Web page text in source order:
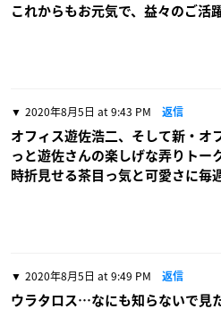
これからもお元気で、益々のご活
2020年8月5日 at 9:43 PM 返信
オフィス遊佐浩二、そして新・オ
っと遊佐さんの楽しげな弄りトー
時折見せる茶目っ気と可愛さに毎
2020年8月5日 at 9:49 PM 返信
ウラタロス…なにも知らないで見